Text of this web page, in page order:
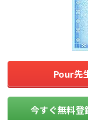
Pour先
今すぐ無料登